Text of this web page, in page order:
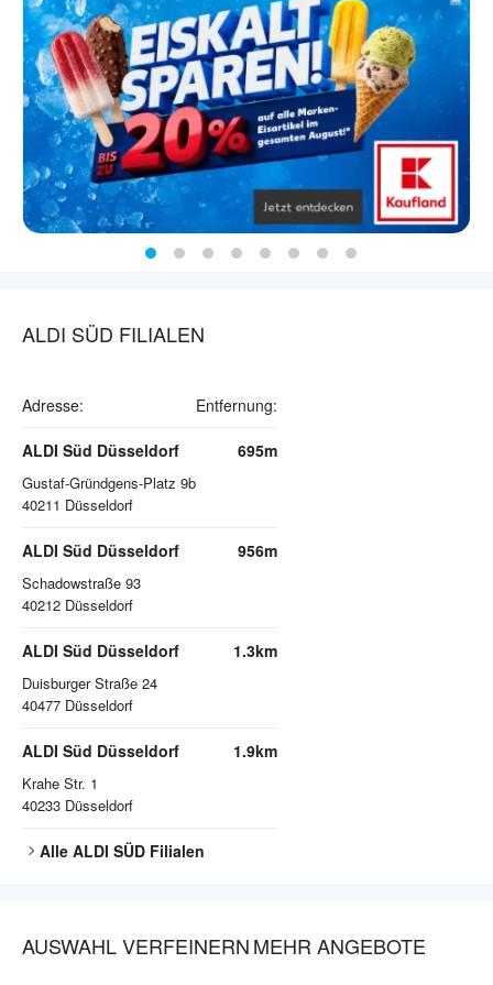
ALDI SÜD FILIALEN
Adresse: Entfernung:
ALDI Süd Düsseldorf
Gustaf-Gründgens-Platz 9b
40211 Düsseldorf
695m
ALDI Süd Düsseldorf
Schadowstraße 93
40212 Düsseldorf
956m
ALDI Süd Düsseldorf
Duisburger Straße 24
40477 Düsseldorf
1.3km
ALDI Süd Düsseldorf
Krahe Str. 1
40233 Düsseldorf
1.9km
Alle ALDI SÜD Filialen
AUSWAHL VERFEINERNMEHR ANGEBOTE